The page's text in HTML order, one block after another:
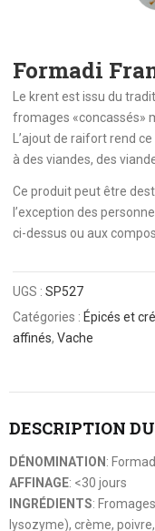
Formadi
Le krent est issu du
fromages «concassés»
L’ajout de raifort rend
à des viandes, des
Ce produit peut être
l’exception des
ci-dessus ou aux
UGS :SP527
Catégories : Épicés et
affinés,Vache
DESCRIPTION
DÉNOMINATION :
AFFINAGE: <30 jours
INGRÉDIENTS:
lysozyme), crème,